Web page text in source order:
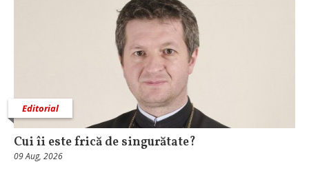
Editorial
Cui îi este frică de singurătate?
09 Aug, 2026